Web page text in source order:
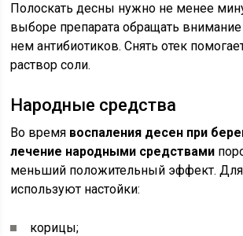
Полоскать десны нужно не менее
выборе препарата обращать внимание
нем антибиотиков. Снять отек
раствор соли.
Народные средства
Во время воспаления десен при
лечение народными средствами
меньший положительный эффект. Для
используют настойки:
корицы;